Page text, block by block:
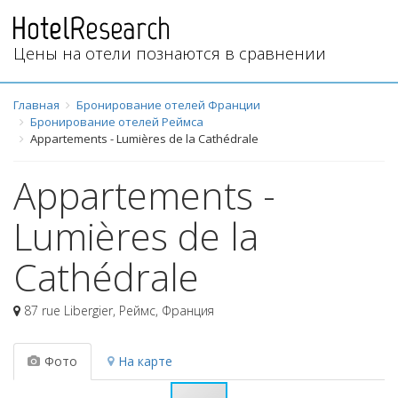
Цены на отели познаются в сравнении
Главная
Бронирование отелей Франции
Бронирование отелей Реймса
Appartements - Lumières de la Cathédrale
Appartements -
Lumières de la
Cathédrale
87 rue Libergier, Реймс, Франция
Фото На карте